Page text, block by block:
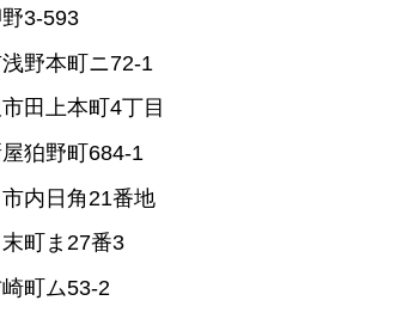
3-593
野本町ニ72-1
田上本町4丁目
狛野町684-1
内日角21番地
町ま27番3
町ム53-2